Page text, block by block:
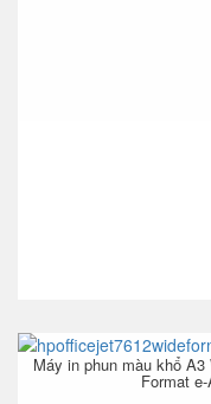
Máy in phun màu khổ
Format